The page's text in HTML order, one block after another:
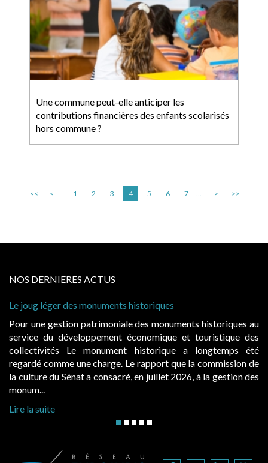
Une commune peut-elle anticiper les
contributions financières des enfants scolarisés
hors commune ?
<< < 1 2 3 4 5 6 7 ... > >>
NOS DERNIERES ACTUS
au
des
été
de
des
Cabines de plage : le juge admet des redevances
Evocatrices des bains de mer, les cabanes de
également un beau sujet domanial. Installées sur le
public, elles donnent lieu au paiement d’une
d’occupation. Saisies par des occupants contestant
Lire la suite